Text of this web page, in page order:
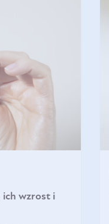
ich wzrost i